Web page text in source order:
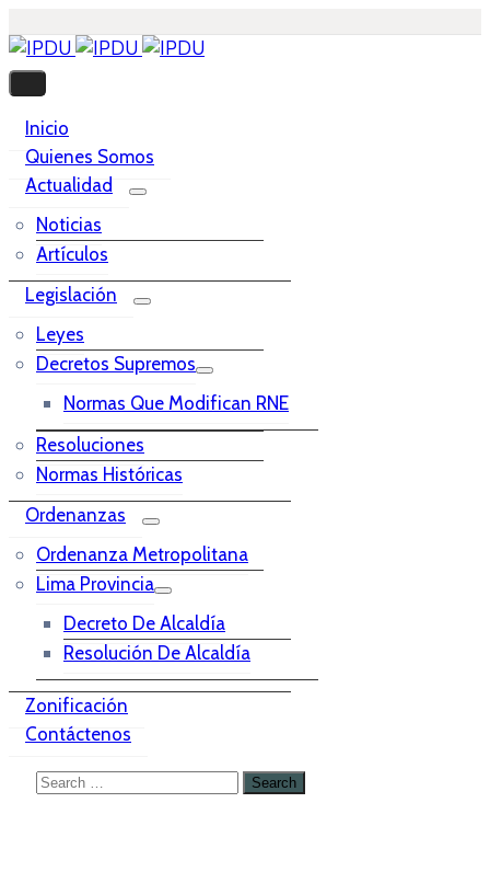
Inicio
Quienes Somos
Actualidad
Noticias
Artículos
Legislación
Leyes
Decretos Supremos
Normas Que Modifican RNE
Resoluciones
Normas Históricas
Ordenanzas
Ordenanza Metropolitana
Lima Provincia
Decreto De Alcaldía
Resolución De Alcaldía
Zonificación
Contáctenos